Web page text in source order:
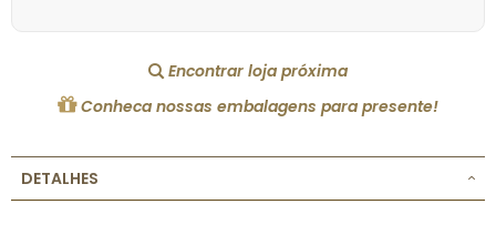
Encontrar loja próxima
Conheca nossas embalagens para presente!
DETALHES